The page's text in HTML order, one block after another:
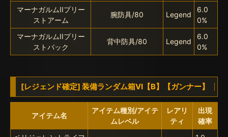
マーナガルムIIプリー
ストアーム
腕防具/80 Legend
6.0
0%
マーナガルムIIプリー
ストバック
背中防具/80 Legend
6.0
0%
[レジェンド確定] 装備ランダム箱VI【B】【ガンナー】
アイテム名
アイテム種別/アイテ
ムレベル
レアリ
ティ
出現
確率